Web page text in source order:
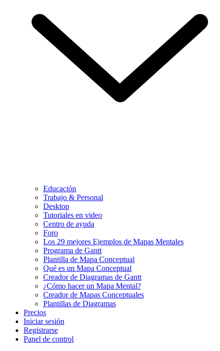
Educación
Trabajo & Personal
Desktop
Tutoriales en video
Centro de ayuda
Foro
Los 29 mejores Ejemplos de Mapas Mentales
Programa de Gantt
Plantilla de Mapa Conceptual
Qué es un Mapa Conceptual
Creador de Diagramas de Gantt
¿Cómo hacer un Mapa Mental?
Creador de Mapas Conceptuales
Plantillas de Diagramas
Precios
Iniciar sesión
Registrarse
Panel de control